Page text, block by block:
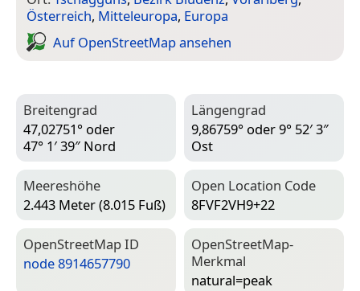
Österreich, Mitteleuropa, Europa
Auf Open­Street­Map ansehen
Breitengrad
47,02751° oder
47° 1′ 39″ Nord
Längengrad
9,86759° oder 9° 52′ 3″
Ost
Meereshöhe
2.443 Meter (8.015 Fuß)
Open Location Code
8FVF2VH9+22
Open­Street­Map ID
node 8914657790
Open­Street­Map-
Merkmal
natural=­peak